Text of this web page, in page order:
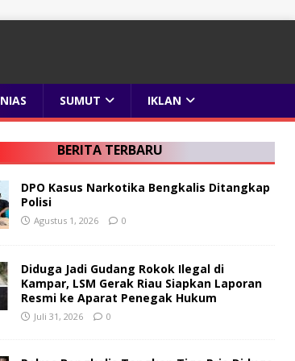
NIAS SUMUT IKLAN
BERITA TERBARU
DPO Kasus Narkotika Bengkalis Ditangkap
Polisi
Agustus 1, 2026 0
Diduga Jadi Gudang Rokok Ilegal di
Kampar, LSM Gerak Riau Siapkan Laporan
Resmi ke Aparat Penegak Hukum
Juli 31, 2026 0